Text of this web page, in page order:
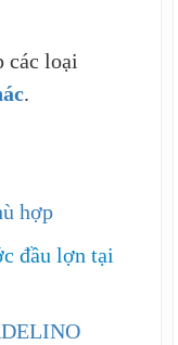
các loại
.
hợp
đầu lợn tại